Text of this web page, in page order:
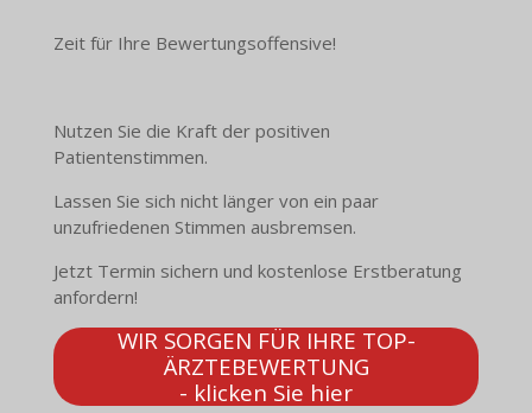
Zeit für Ihre Bewertungsoffensive!
Nutzen Sie die Kraft der positiven
Patientenstimmen.
Lassen Sie sich nicht länger von ein paar
unzufriedenen Stimmen ausbremsen.
Jetzt Termin sichern und kostenlose Erstberatung
anfordern!
WIR SORGEN FÜR IHRE TOP-
ÄRZTEBEWERTUNG
- klicken Sie hier